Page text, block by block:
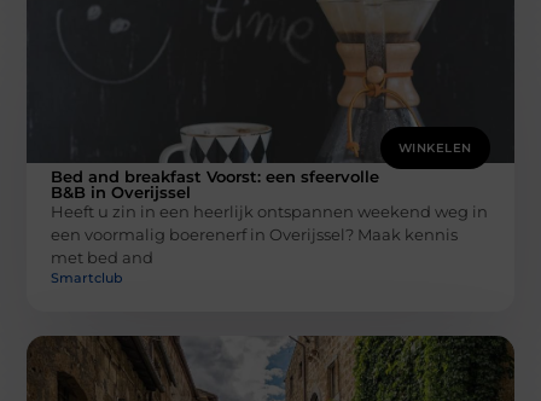
WINKELEN
Bed and breakfast Voorst: een sfeervolle
B&B in Overijssel
Heeft u zin in een heerlijk ontspannen weekend weg in
een voormalig boerenerf in Overijssel? Maak kennis
met bed and
Smartclub